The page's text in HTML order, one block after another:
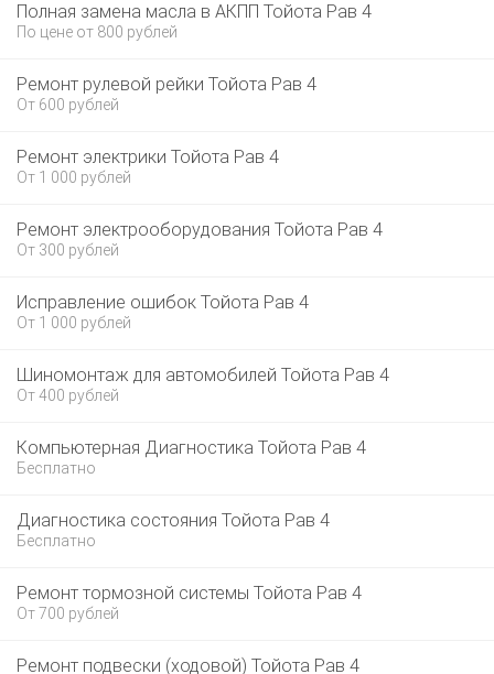
Полная замена масла в АКПП Тойота Рав 4
По цене от 800 рублей
Ремонт рулевой рейки Тойота Рав 4
От 600 рублей
Ремонт электрики Тойота Рав 4
От 1 000 рублей
Ремонт электрооборудования Тойота Рав 4
От 300 рублей
Исправление ошибок Тойота Рав 4
От 1 000 рублей
Шиномонтаж для автомобилей Тойота Рав 4
От 400 рублей
Компьютерная Диагностика Тойота Рав 4
Бесплатно
Диагностика состояния Тойота Рав 4
Бесплатно
Ремонт тормозной системы Тойота Рав 4
От 700 рублей
Ремонт подвески (ходовой) Тойота Рав 4